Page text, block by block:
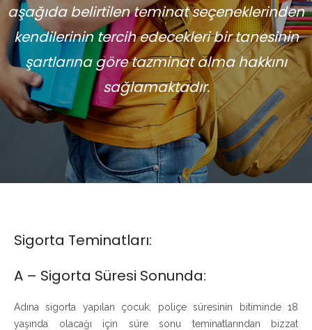
aşağıda belirtilen teminat seçeneklerinden
kendilerinin tercih edecekleri bir tanesinin
şartlarına göre tazminat alma hakkını
sağlamaktadır.
Sigorta Teminatları:
A – Sigorta Süresi Sonunda:
Adına sigorta yapılan çocuk; poliçe süresinin bitiminde 18
yaşında olacağı için süre sonu teminatlarından bizzat